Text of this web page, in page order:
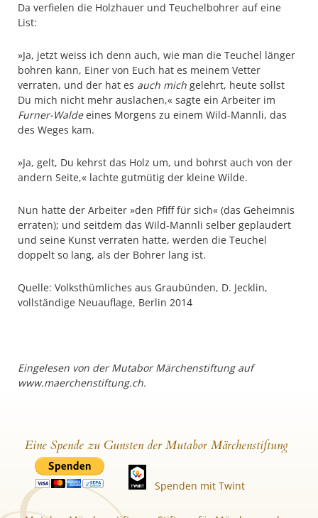
Da verfielen die Holzhauer und Teuchelbohrer auf eine
List:
»Ja, jetzt weiss ich denn auch, wie man die Teuchel länger
bohren kann, Einer von Euch hat es meinem Vetter
verraten, und der hat es auch mich gelehrt, heute sollst
Du mich nicht mehr auslachen,« sagte ein Arbeiter im
Furner-Waldeeines Morgens zu einem Wild-Mannli, das
des Weges kam.
»Ja, gelt, Du kehrst das Holz um, und bohrst auch von der
andern Seite,« lachte gutmütig der kleine Wilde.
Nun hatte der Arbeiter »den Pfiff für sich« (das Geheimnis
erraten); und seitdem das Wild-Mannli selber geplaudert
und seine Kunst verraten hatte, werden die Teuchel
doppelt so lang, als der Bohrer lang ist.
Quelle: Volksthümliches aus Graubünden, D. Jecklin,
vollständige Neuauflage, Berlin 2014
Eingelesen von der Mutabor Märchenstiftung auf
www.maerchenstiftung.ch.
Eine Spende zu Gunsten der Mutabor Märchenstiftung
Spenden mit Twint